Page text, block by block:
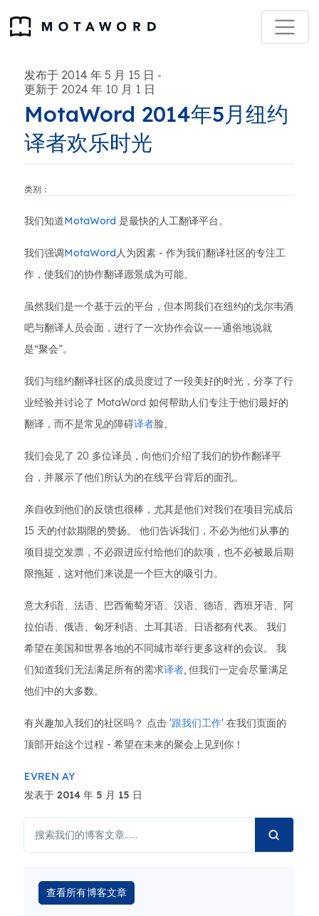
发布于 2014 年 5 月 15 日 -
更新于 2024 年 10 月 1 日
MotaWord 2014年5月纽约
译者欢乐时光
类别：
我们知道MotaWord 是最快的人工翻译平台。
我们强调MotaWord人为因素 - 作为我们翻译社区的专注工
作，使我们的协作翻译愿景成为可能。
虽然我们是一个基于云的平台，但本周我们在纽约的戈尔韦酒
吧与翻译人员会面，进行了一次协作会议——通俗地说就
是“聚会”。
我们与纽约翻译社区的成员度过了一段美好的时光，分享了行
业经验并讨论了 MotaWord 如何帮助人们专注于他们最好的
翻译，而不是常见的障碍译者脸。
我们会见了 20 多位译员，向他们介绍了我们的协作翻译平
台，并展示了他们所认为的在线平台背后的面孔。
亲自收到他们的反馈也很棒，尤其是他们对我们在项目完成后
15 天的付款期限的赞扬。 他们告诉我们，不必为他们从事的
项目提交发票，不必跟进应付给他们的款项，也不必被最后期
限拖延，这对他们来说是一个巨大的吸引力。
意大利语、法语、巴西葡萄牙语、汉语、德语、西班牙语、阿
拉伯语、俄语、匈牙利语、土耳其语、日语都有代表。 我们
希望在美国和世界各地的不同城市举行更多这样的会议。 我
们知道我们无法满足所有的需求译者, 但我们一定会尽量满足
他们中的大多数。
有兴趣加入我们的社区吗？ 点击 '跟我们工作' 在我们页面的
顶部开始这个过程 - 希望在未来的聚会上见到你！
EVREN AY
发表于 2014 年 5 月 15 日
查看所有博客文章